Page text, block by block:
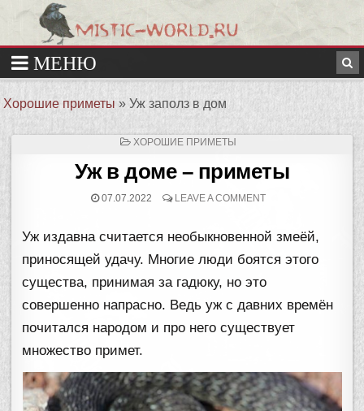
Хорошие приметы »Уж заполз в дом
ОПУБЛИКОВАНО
ХОРОШИЕ ПРИМЕТЫ
Уж в доме – приметы
07.07.2022 LEAVE A COMMENT
Уж издавна считается необыкновенной змеёй,
приносящей удачу. Многие люди боятся этого
существа, принимая за гадюку, но это
совершенно напрасно. Ведь уж с давних времён
почитался народом и про него существует
множество примет.